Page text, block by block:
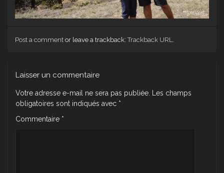
Post a comment or leave a trackback:Trackback URL
Laisser un commentaire
Votre adresse e-mail ne sera pas publiée.
Les champs
obligatoires sont indiqués avec *
Commentaire *